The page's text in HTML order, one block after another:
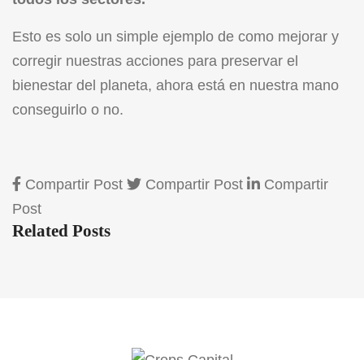
Esto es solo un simple ejemplo de como mejorar y
corregir nuestras acciones para preservar el
bienestar del planeta, ahora está en nuestra mano
conseguirlo o no.
Compartir Post Compartir Post
Compartir
Post
Related Posts